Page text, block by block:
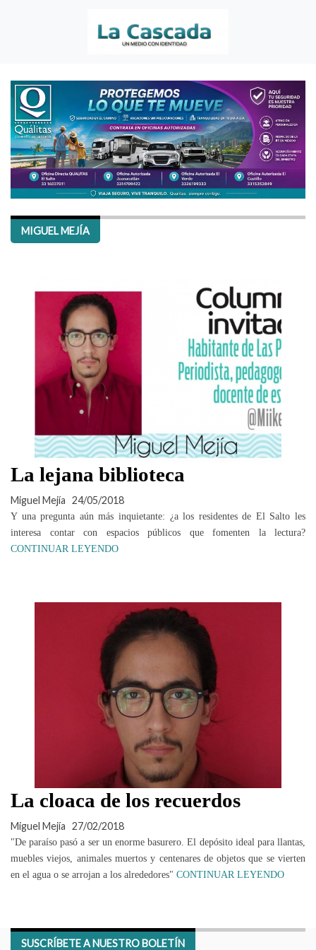
MIGUEL MEJÍA
La lejana biblioteca
Miguel Mejía 24/05/2018
Y una pregunta aún más inquietante: ¿a los residentes de El Salto les
interesa contar con espacios públicos que fomenten la lectura?
CONTINUAR LEYENDO
La cloaca de los re­cuerdos
Miguel Mejía 27/02/2018
"De paraíso pasó a ser un enorme basurero. El depósito ideal para llantas,
muebles viejos, animales muertos y centenares de objetos que se vierten
en el agua o se arrojan a los alrededores" CONTINUAR LEYENDO
SUSCRÍBETE A NUESTRO BOLETÍN